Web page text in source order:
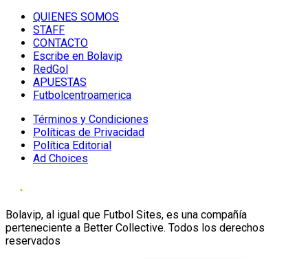
QUIENES SOMOS
STAFF
CONTACTO
Escribe en Bolavip
RedGol
APUESTAS
Futbolcentroamerica
Términos y Condiciones
Políticas de Privacidad
Política Editorial
Ad Choices
Bolavip, al igual que Futbol Sites, es una compañía
perteneciente a Better Collective. Todos los derechos
reservados